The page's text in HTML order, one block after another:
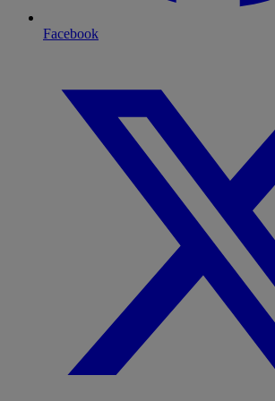
Facebook